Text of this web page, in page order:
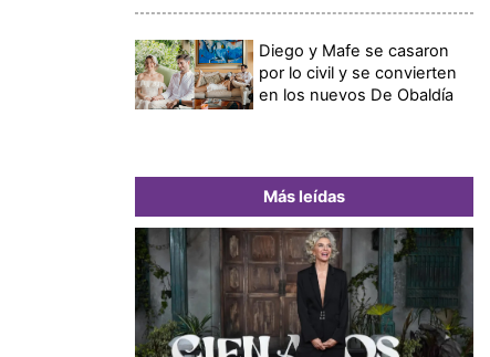
Diego y Mafe se casaron
por lo civil y se convierten
en los nuevos De Obaldía
Más leídas